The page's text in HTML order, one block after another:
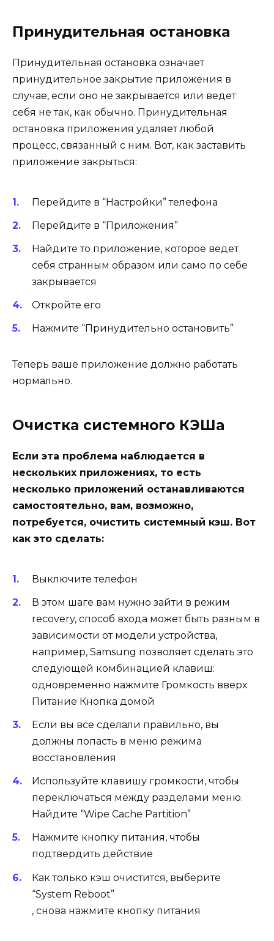
Принудительная остановка
Принудительная остановка означает
принудительное закрытие приложения в
случае, если оно не закрывается или ведет
себя не так, как обычно. Принудительная
остановка приложения удаляет любой
процесс, связанный с ним. Вот, как заставить
приложение закрыться:
Перейдите в “Настройки” телефона
Перейдите в “Приложения”
Найдите то приложение, которое ведет
себя странным образом или само по себе
закрывается
Откройте его
Нажмите “Принудительно остановить”
Теперь ваше приложение должно работать
нормально.
Очистка системного КЭШа
Если эта проблема наблюдается в
нескольких приложениях, то есть
несколько приложений останавливаются
самостоятельно, вам, возможно,
потребуется, очистить системный кэш. Вот
как это сделать:
Выключите телефон
В этом шаге вам нужно зайти в режим
recovery, способ входа может быть разным в
зависимости от модели устройства,
например, Samsung позволяет сделать это
следующей комбинацией клавиш:
одновременно нажмите Громкость вверх
Питание Кнопка домой
Если вы все сделали правильно, вы
должны попасть в меню режима
восстановления
Используйте клавишу громкости, чтобы
переключаться между разделами меню.
Найдите “Wipe Cache Partition”
Нажмите кнопку питания, чтобы
подтвердить действие
Как только кэш очистится, выберите
“System Reboot”
, снова нажмите кнопку питания